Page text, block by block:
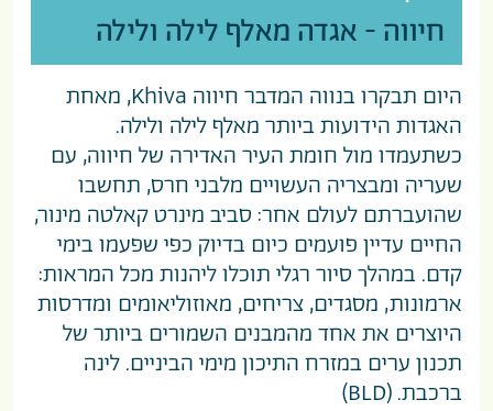
חיווה - אגדה מאלף לילה ולילה
היום תבקרו בנווה המדבר חיווה Khiva, מאחת
האגדות הידועות ביותר מאלף לילה ולילה.
כשתעמדו מול חומת העיר האדירה של חיווה, עם
שעריה ומבצריה העשויים מלבני חרס, תחשבו
שהועברתם לעולם אחר: סביב מינרט קאלטה מינור,
החיים עדיין פועמים כיום בדיוק כפי שפעמו בימי
קדם. במהלך סיור רגלי תוכלו ליהנות מכל המראות:
ארמונות, מסגדים, צריחים, מאוזוליאומים ומדרסות
היוצרים את אחד מהמבנים השמורים ביותר של
תכנון ערים במזרח התיכון מימי הביניים. לינה
ברכבת. (BLD)